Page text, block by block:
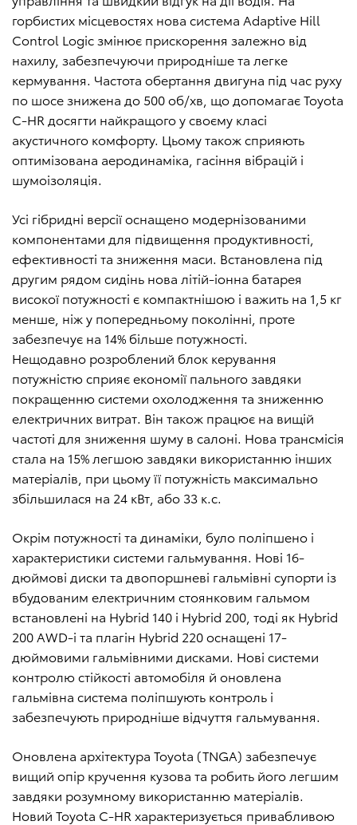
горбистих місцевостях нова система Adaptive Hill
Control Logic змінює прискорення залежно від
нахилу, забезпечуючи природніше та легке
кермування. Частота обертання двигуна під час руху
по шосе знижена до 500 об/хв, що допомагає Toyota
C-HR досягти найкращого у своєму класі
акустичного комфорту. Цьому також сприяють
оптимізована аеродинаміка, гасіння вібрацій і
шумоізоляція.
Усі гібридні версії оснащено модернізованими
компонентами для підвищення продуктивності,
ефективності та зниження маси. Встановлена під
другим рядом сидінь нова літій-іонна батарея
високої потужності є компактнішою і важить на 1,5 кг
менше, ніж у попередньому поколінні, проте
забезпечує на 14% більше потужності.
Нещодавно розроблений блок керування
потужністю сприяє економії пального завдяки
покращенню системи охолодження та зниженню
електричних витрат. Він також працює на вищій
частоті для зниження шуму в салоні. Нова трансмісія
стала на 15% легшою завдяки використанню інших
матеріалів, при цьому її потужність максимально
збільшилася на 24 кВт, або 33 к.с.
Окрім потужності та динаміки, було поліпшено і
характеристики системи гальмування. Нові 16-
дюймові диски та двопоршневі гальмівні супорти із
вбудованим електричним стоянковим гальмом
встановлені на Hybrid 140 і Hybrid 200, тоді як Hybrid
200 AWD-i та плагін Hybrid 220 оснащені 17-
дюймовими гальмівними дисками. Нові системи
контролю стійкості автомобіля й оновлена
гальмівна система поліпшують контроль і
забезпечують природніше відчуття гальмування.
Оновлена архітектура Toyota (TNGA) забезпечує
вищий опір кручення кузова та робить його легшим
завдяки розумному використанню матеріалів.
Новий Toyota C-HR характеризується привабливою